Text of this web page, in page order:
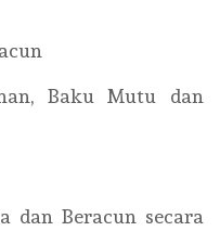
Baku Mutu dan
dan Beracun secara